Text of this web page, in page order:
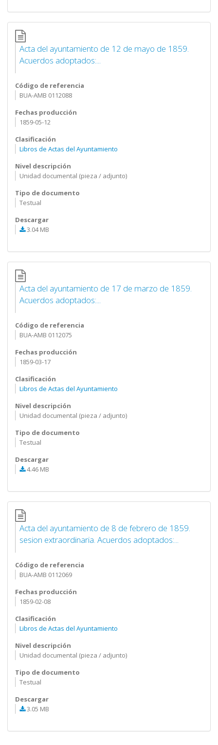
Acta del ayuntamiento de 12 de mayo de 1859.
Acuerdos adoptados:...
Código de referencia
BUA-AMB 0112088
Fechas producción
1859-05-12
Clasificación
Libros de Actas del Ayuntamiento
Nivel descripción
Unidad documental (pieza / adjunto)
Tipo de documento
Testual
Descargar
3.04 MB
Acta del ayuntamiento de 17 de marzo de 1859.
Acuerdos adoptados:...
Código de referencia
BUA-AMB 0112075
Fechas producción
1859-03-17
Clasificación
Libros de Actas del Ayuntamiento
Nivel descripción
Unidad documental (pieza / adjunto)
Tipo de documento
Testual
Descargar
4.46 MB
Acta del ayuntamiento de 8 de febrero de 1859.
sesion extraordinaria. Acuerdos adoptados:...
Código de referencia
BUA-AMB 0112069
Fechas producción
1859-02-08
Clasificación
Libros de Actas del Ayuntamiento
Nivel descripción
Unidad documental (pieza / adjunto)
Tipo de documento
Testual
Descargar
3.05 MB